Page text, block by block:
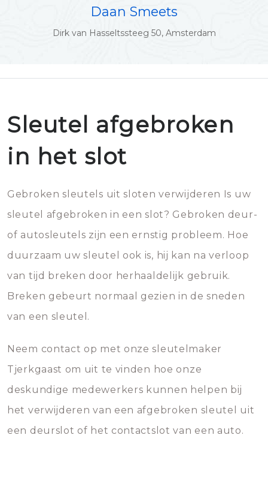
Daan Smeets
Dirk van Hasseltssteeg 50, Amsterdam
Sleutel afgebroken
in het slot
Gebroken sleutels uit sloten verwijderen Is uw
sleutel afgebroken in een slot? Gebroken deur-
of autosleutels zijn een ernstig probleem. Hoe
duurzaam uw sleutel ook is, hij kan na verloop
van tijd breken door herhaaldelijk gebruik.
Breken gebeurt normaal gezien in de sneden
van een sleutel.
Neem contact op met onze sleutelmaker
Tjerkgaast om uit te vinden hoe onze
deskundige medewerkers kunnen helpen bij
het verwijderen van een afgebroken sleutel uit
een deurslot of het contactslot van een auto.